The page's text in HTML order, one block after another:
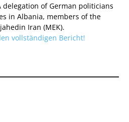
delegation of German politicians
in Albania, members of the
Iran (MEK).
vollständigen Bericht!